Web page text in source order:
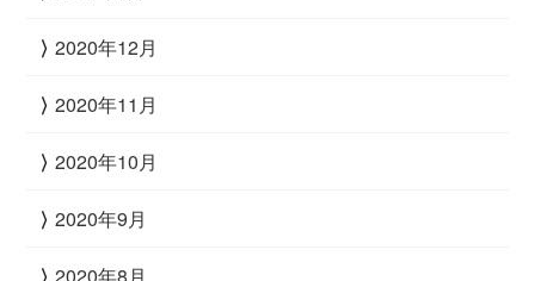
2020年12月
2020年11月
2020年10月
2020年9月
2020年8月